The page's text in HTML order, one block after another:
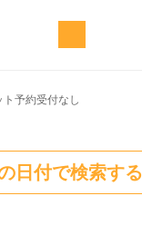
ト予約受付なし
日付で検索する